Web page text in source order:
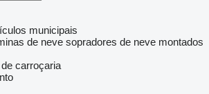
municipais
de neve sopradores de neve montados
carroçaria